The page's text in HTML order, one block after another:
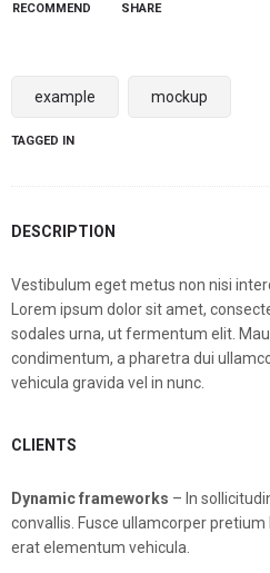
RECOMMEND SHARE
example mockup
TAGGED IN
DESCRIPTION
Vestibulum eget metus non nisi
Lorem ipsum dolor sit amet,
sodales urna, ut fermentum elit.
condimentum, a pharetra dui
vehicula gravida vel in nunc.
CLIENTS
Dynamic frameworks – In
convallis. Fusce ullamcorper
erat elementum vehicula.